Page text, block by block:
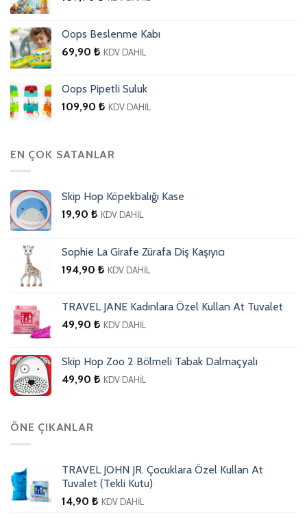
Oops Beslenme Kabı
69,90 ₺ KDV DAHİL
Oops Pipetli Suluk
109,90 ₺ KDV DAHİL
EN ÇOK SATANLAR
Skip Hop Köpekbalığı Kase
19,90 ₺ KDV DAHİL
Sophie La Girafe Zürafa Diş Kaşıyıcı
194,90 ₺ KDV DAHİL
TRAVEL JANE Kadınlara Özel Kullan At Tuvalet
49,90 ₺ KDV DAHİL
Skip Hop Zoo 2 Bölmeli Tabak Dalmaçyalı
49,90 ₺ KDV DAHİL
ÖNE ÇIKANLAR
TRAVEL JOHN JR. Çocuklara Özel Kullan At
Tuvalet (Tekli Kutu)
14,90 ₺ KDV DAHİL